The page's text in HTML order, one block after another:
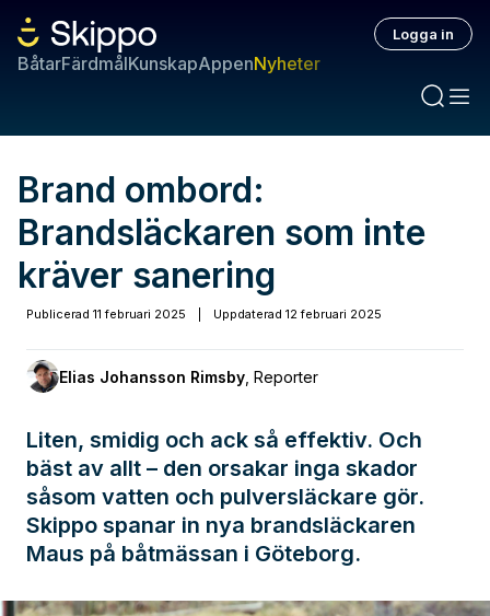
BåtarFärdmålKunskapAppenNyheter
Logga in
Brand ombord:
Brandsläckaren som inte
kräver sanering
Publicerad 11 februari 2025 Uppdaterad 12 februari 2025
Elias Johansson Rimsby Reporter
Liten, smidig och ack så effektiv. Och
bäst av allt – den orsakar inga skador
såsom vatten och pulversläckare gör.
Skippo spanar in nya brandsläckaren
Maus på båtmässan i Göteborg.